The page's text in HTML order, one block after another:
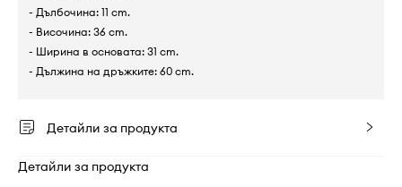
- Дълбочина: 11 cm.
- Височина: 36 cm.
- Ширина в основата: 31 cm.
- Дължина на дръжките: 60 cm.
Детайли за продукта
Детайли за продукта